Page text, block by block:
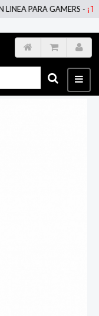
PARA GAMERS -